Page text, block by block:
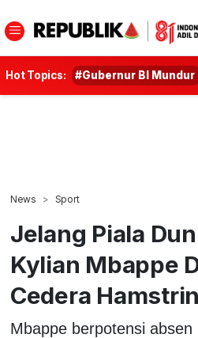
Hot Topics: #Gubernur BI Mundur
News Sport
Jelang Piala
Kylian Mbappe
Cedera
Mbappe berpotensi